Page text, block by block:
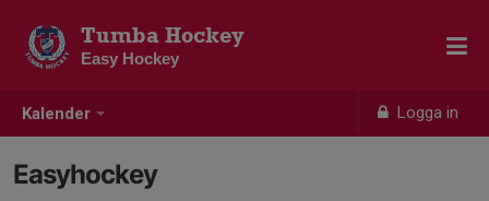
Kalender Logga in
Tumba Hockey
Easy Hockey
Easyhockey